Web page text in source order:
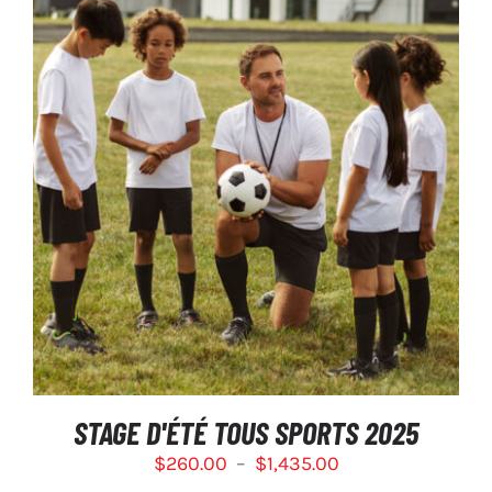
SÉLECTIONNEZ LES OPTIONS CE
PRODUIT
A
PLUSIEURS
VARIATIONS.
LES
OPTIONS
PEUVENT
ÊTRE
CHOISIES
LA
PAGE
/
DÉTAILS
STAGE D'ÉTÉ TOUS SPORTS 2025
$260.00 – $1,435.00Plage